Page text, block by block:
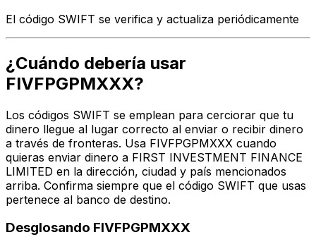
El código SWIFT se verifica y actualiza periódicamente
¿Cuándo debería usar
FIVFPGPMXXX?
Los códigos SWIFT se emplean para cerciorar que tu
dinero llegue al lugar correcto al enviar o recibir dinero
a través de fronteras. Usa FIVFPGPMXXX cuando
quieras enviar dinero a FIRST INVESTMENT FINANCE
LIMITED en la dirección, ciudad y país mencionados
arriba. Confirma siempre que el código SWIFT que usas
pertenece al banco de destino.
Desglosando FIVFPGPMXXX